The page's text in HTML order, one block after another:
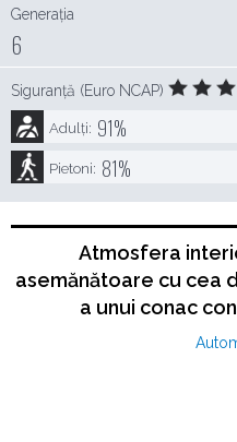
Generația
6
Siguranță (Euro NCAP)
Adulți: 91%
Pietoni: 81%
Atmosfera
asemănătoare cu cea
a unui conac